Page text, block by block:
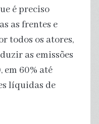
é preciso
as frentes e
todos os atores,
as emissões
em 60% até
líquidas de